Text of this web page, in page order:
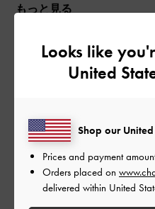
もっと見る
このレビュ
ご利用者様
高見え！
Looks like
United
Shop our
Prices and payment
Orders placed on
delivered within United